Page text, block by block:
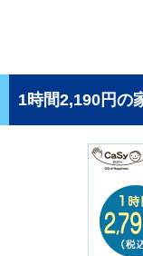
1時間2,190円の